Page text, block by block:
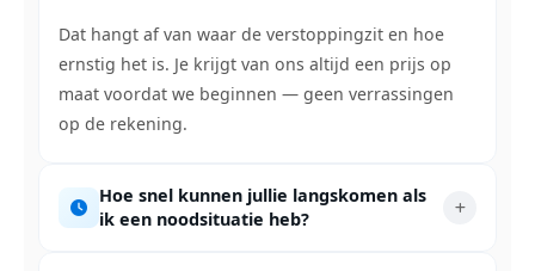
Dat hangt af van waar de verstoppingzit en hoe
ernstig het is. Je krijgt van ons altijd een prijs op
maat voordat we beginnen — geen verrassingen
op de rekening.
Hoe snel kunnen jullie langskomen als
ik een noodsituatie heb?